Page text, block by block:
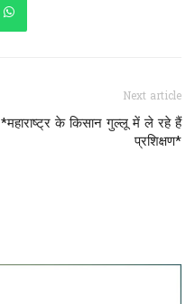
Next article
*महाराष्ट्र के किसान गुल्लू में ले रहे हैं
प्रशिक्षण*